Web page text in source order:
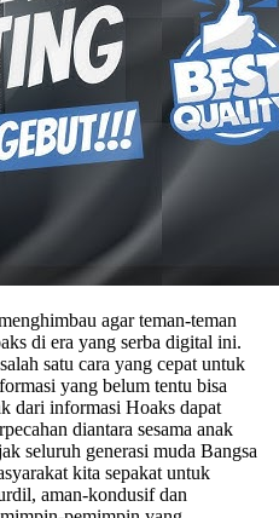
agar teman-teman
di era yang serba digital ini.
satu cara yang cepat untuk
yang belum tentu bisa
dari informasi Hoaks dapat
diantara sesama anak
seluruh generasi muda Bangsa
kita sepakat untuk
aman-kondusif dan